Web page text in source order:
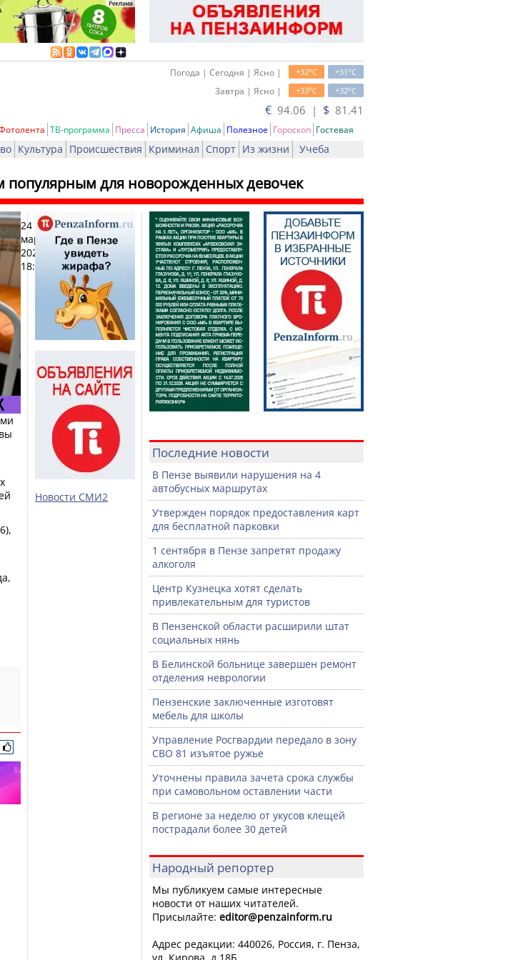
+31oC
+32oC
Погода | Сегодня | Ясно |
+32oC
+33oC
Завтра | Ясно |
€ 94.06 | $ 81.41
ТВ-программа Пресса История Афиша Полезное Гороскоп Гостевая
Культура Происшествия Криминал Спорт Из жизни Учеба
популярным для новорожденных девочек
24
марта
2026,
18:34
Печать
Новости СМИ2
Последние новости
В Пензе выявили нарушения на 4
автобусных маршрутах
Утвержден порядок предоставления карт
для бесплатной парковки
1 сентября в Пензе запретят продажу
алкоголя
Центр Кузнецка хотят сделать
привлекательным для туристов
В Пензенской области расширили штат
социальных нянь
В Белинской больнице завершен ремонт
отделения неврологии
Пензенские заключенные изготовят
мебель для школы
Управление Росгвардии передало в зону
СВО 81 изъятое ружье
Уточнены правила зачета срока службы
при самовольном оставлении части
В регионе за неделю от укусов клещей
пострадали более 30 детей
Народный репортер
Мы публикуем самые интересные
новости от наших читателей.
Присылайте: editor@penzainform.ru
Адрес редакции: 440026, Россия, г. Пенза,